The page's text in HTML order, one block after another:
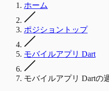
ホーム
ポジショントップ
モバイルアプリ Dart
モバイルアプリ Dartの